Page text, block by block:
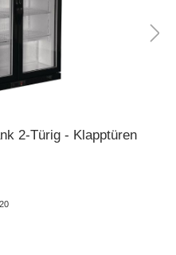
2-Türig - Klapptüren